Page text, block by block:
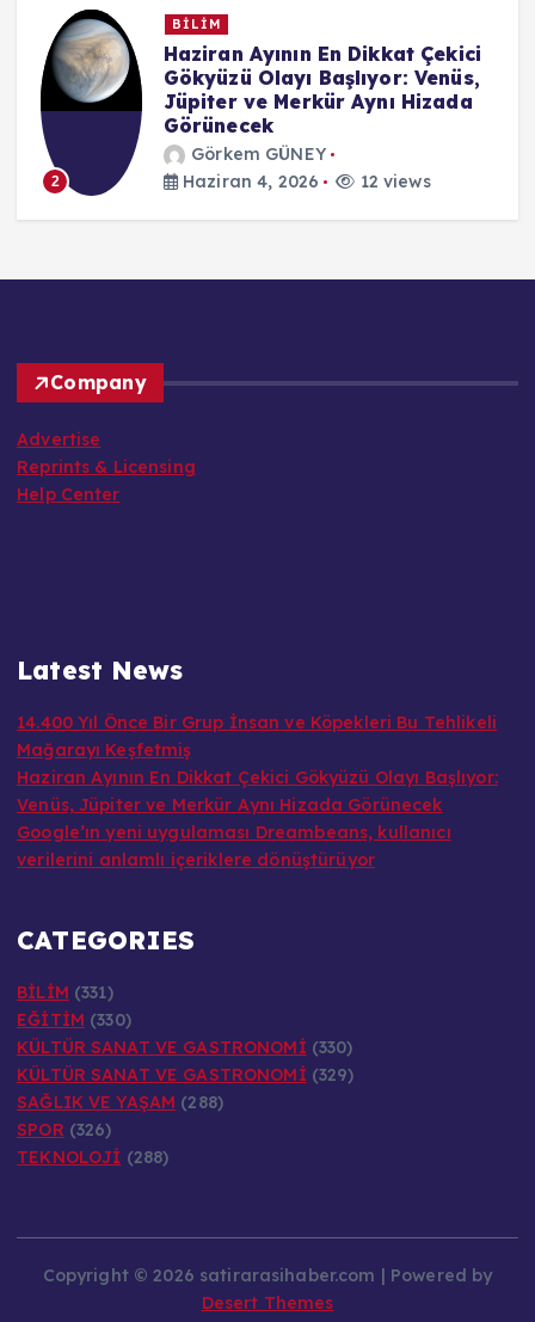
2
BİLİM
Haziran Ayının En Dikkat Çekici
Gökyüzü Olayı Başlıyor: Venüs,
Jüpiter ve Merkür Aynı Hizada
Görünecek
Görkem GÜNEY
Haziran 4, 2026
12 views
Company
Advertise
Reprints & Licensing
Help Center
Latest News
14.400 Yıl Önce Bir Grup İnsan ve Köpekleri Bu Tehlikeli
Mağarayı Keşfetmiş
Haziran Ayının En Dikkat Çekici Gökyüzü Olayı Başlıyor:
Venüs, Jüpiter ve Merkür Aynı Hizada Görünecek
Google’ın yeni uygulaması Dreambeans, kullanıcı
verilerini anlamlı içeriklere dönüştürüyor
CATEGORIES
BİLİM (331)
EĞİTİM (330)
KÜLTÜR SANAT VE GASTRONOMİ (330)
KÜLTÜR SANAT VE GASTRONOMİ (329)
SAĞLIK VE YAŞAM (288)
SPOR (326)
TEKNOLOJİ (288)
Copyright © 2026 satirarasihaber.com | Powered by
Desert Themes